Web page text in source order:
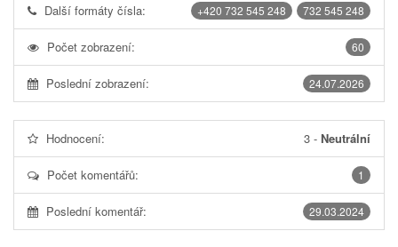
732 545 248
+420 732 545 248
Další formáty čísla:
60
Počet zobrazení:
24.07.2026
Poslední zobrazení:
Hodnocení: 3 - Neutrální
1
Počet komentářů:
29.03.2024
Poslední komentář: